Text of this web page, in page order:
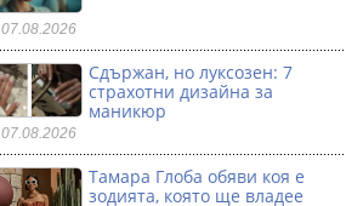
Сдържан, но луксозен: 7
страхотни дизайна за
маникюр
Тамара Глоба обяви коя е
зодията, която ще владее